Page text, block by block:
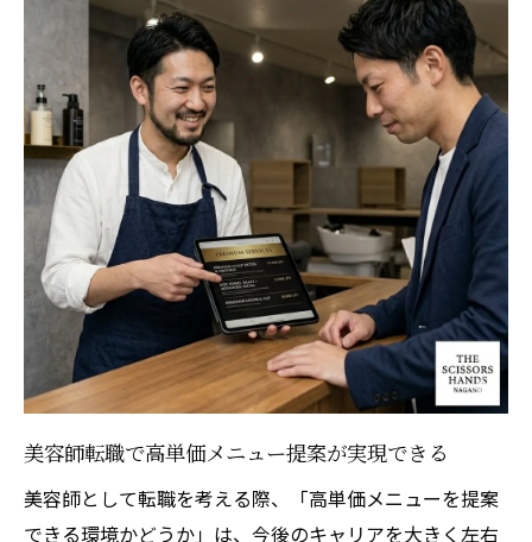
美容師転職で高単価メニュー提案が実現できる
美容師として転職を考える際、「高単価メニューを提案
できる環境かどうか」は、今後のキャリアを大きく左右